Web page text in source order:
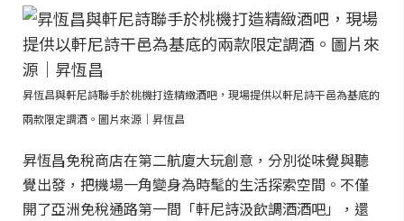
昇恆昌與軒尼詩聯手於桃機打造精緻酒吧，現場提供以軒尼詩干邑為基底的
兩款限定調酒。圖片來源｜昇恆昌
昇恆昌免稅商店在第二航廈大玩創意，分別從味覺與聽
覺出發，把機場一角變身為時髦的生活探索空間。不僅
開了亞洲免稅通路第一間「軒尼詩汲飲調酒酒吧」，還